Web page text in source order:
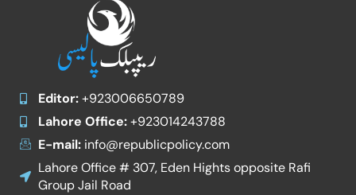
Editor:+923006650789
Lahore Office:+923014243788
E-mail:info@republicpolicy.com
Lahore Office # 307, Eden Hights opposite Rafi
Group Jail Road